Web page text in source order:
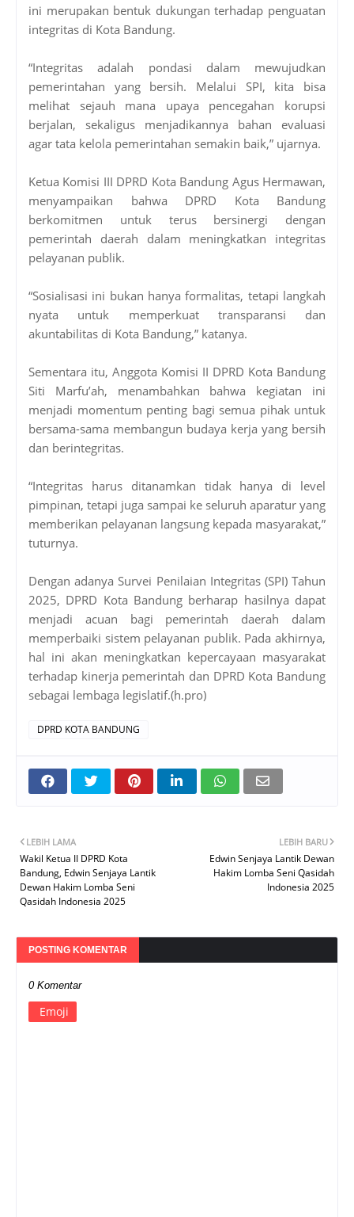
ini merupakan bentuk dukungan terhadap penguatan
integritas di Kota Bandung.
“Integritas adalah pondasi dalam mewujudkan
pemerintahan yang bersih. Melalui SPI, kita bisa
melihat sejauh mana upaya pencegahan korupsi
berjalan, sekaligus menjadikannya bahan evaluasi
agar tata kelola pemerintahan semakin baik,” ujarnya.
Ketua Komisi III DPRD Kota Bandung Agus Hermawan,
menyampaikan bahwa DPRD Kota Bandung
berkomitmen untuk terus bersinergi dengan
pemerintah daerah dalam meningkatkan integritas
pelayanan publik.
“Sosialisasi ini bukan hanya formalitas, tetapi langkah
nyata untuk memperkuat transparansi dan
akuntabilitas di Kota Bandung,” katanya.
Sementara itu, Anggota Komisi II DPRD Kota Bandung
Siti Marfu’ah, menambahkan bahwa kegiatan ini
menjadi momentum penting bagi semua pihak untuk
bersama-sama membangun budaya kerja yang bersih
dan berintegritas.
“Integritas harus ditanamkan tidak hanya di level
pimpinan, tetapi juga sampai ke seluruh aparatur yang
memberikan pelayanan langsung kepada masyarakat,”
tuturnya.
Dengan adanya Survei Penilaian Integritas (SPI) Tahun
2025, DPRD Kota Bandung berharap hasilnya dapat
menjadi acuan bagi pemerintah daerah dalam
memperbaiki sistem pelayanan publik. Pada akhirnya,
hal ini akan meningkatkan kepercayaan masyarakat
terhadap kinerja pemerintah dan DPRD Kota Bandung
sebagai lembaga legislatif.(h.pro)
DPRD KOTA BANDUNG
LEBIH BARU
Edwin Senjaya Lantik Dewan
Hakim Lomba Seni Qasidah
Indonesia 2025
LEBIH LAMA
Wakil Ketua II DPRD Kota
Bandung, Edwin Senjaya Lantik
Dewan Hakim Lomba Seni
Qasidah Indonesia 2025
POSTING KOMENTAR
0 Komentar
Emoji